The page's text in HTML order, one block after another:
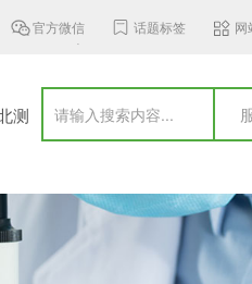
无线通信设备标准，新... 国家
官方微信 话题标签 网
测